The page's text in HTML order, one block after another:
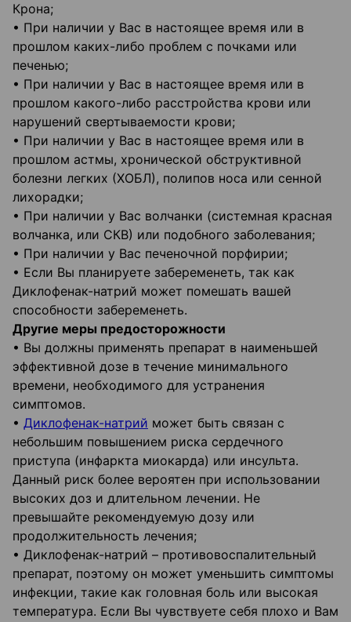
Крона;
• При наличии у Вас в настоящее время или в
прошлом каких-либо проблем с почками или
печенью;
• При наличии у Вас в настоящее время или в
прошлом какого-либо расстройства крови или
нарушений свертываемости крови;
• При наличии у Вас в настоящее время или в
прошлом астмы, хронической обструктивной
болезни легких (ХОБЛ), полипов носа или сенной
лихорадки;
• При наличии у Вас волчанки (системная красная
волчанка, или СКВ) или подобного заболевания;
• При наличии у Вас печеночной порфирии;
• Если Вы планируете забеременеть, так как
Диклофенак-натрий может помешать вашей
способности забеременеть.
Другие меры предосторожности
• Вы должны применять препарат в наименьшей
эффективной дозе в течение минимального
времени, необходимого для устранения
симптомов.
• Диклофенак-натрий может быть связан с
небольшим повышением риска сердечного
приступа (инфаркта миокарда) или инсульта.
Данный риск более вероятен при использовании
высоких доз и длительном лечении. Не
превышайте рекомендуемую дозу или
продолжительность лечения;
• Диклофенак-натрий – противовоспалительный
препарат, поэтому он может уменьшить симптомы
инфекции, такие как головная боль или высокая
температура. Если Вы чувствуете себя плохо и Вам